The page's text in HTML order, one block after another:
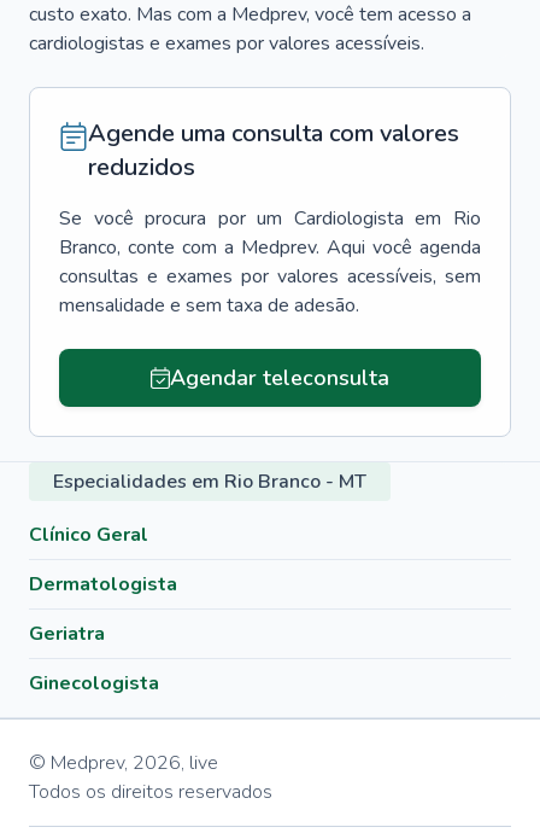
custo exato. Mas com a Medprev, você tem acesso a
cardiologistas e exames por valores acessíveis.
Agende uma consulta com valores
reduzidos
Se você procura por um Cardiologista em Rio
Branco, conte com a Medprev. Aqui você agenda
consultas e exames por valores acessíveis, sem
mensalidade e sem taxa de adesão.
Agendar teleconsulta
Especialidades em Rio Branco - MT
Clínico Geral
Dermatologista
Geriatra
Ginecologista
© Medprev, 2026, live
Todos os direitos reservados